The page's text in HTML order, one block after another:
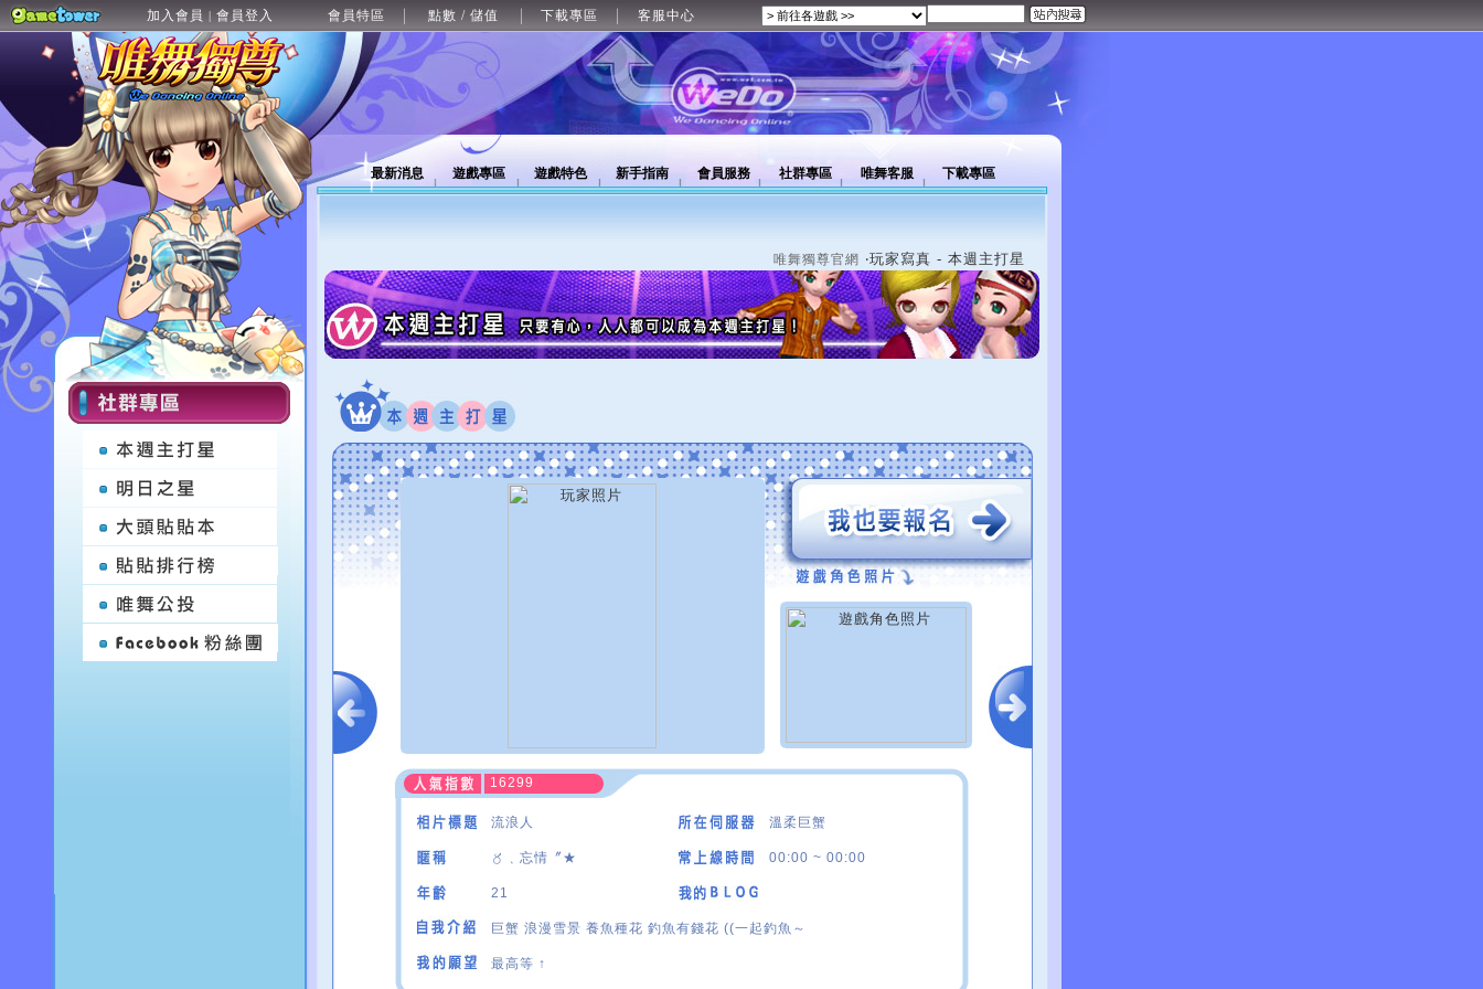
加入會員 | 會員登入 會員特區 點數 / 儲值 下載專區 客服中心
最新消息 遊戲專區 遊戲特色 新手指南 會員服務 社群專區 唯舞客服 下載專區
唯舞獨尊官網 ‧玩家寫真 - 本週主打星
16299
流浪人 溫柔巨蟹
〥﹑忘情〞★ 00:00 ~ 00:00
21
巨蟹 浪漫雪景 養魚種花 釣魚有錢花 ((一起釣魚～
最高等 ↑